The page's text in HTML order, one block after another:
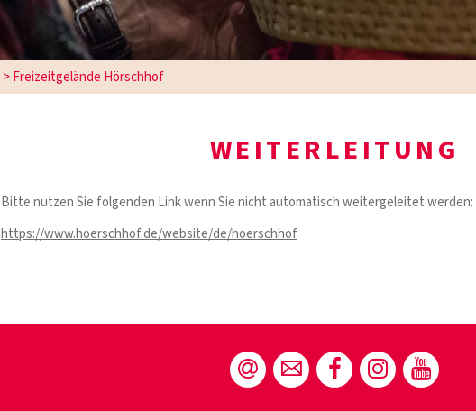
>Freizeitgelände Hörschhof
WEITERLEITUNG
Bitte nutzen Sie folgenden Link wenn Sie nicht automatisch weitergeleitet werden:
https://www.hoerschhof.de/website/de/hoerschhof